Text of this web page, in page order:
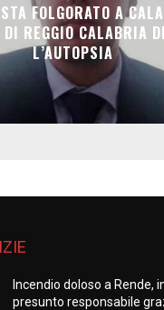
FOLGORATO A
DI REGGIO CALABRIA
L’AUTOPSIA
Incendio doloso a Rende,
presunto responsabile